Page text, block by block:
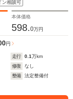
リアゲー
ン相談可
本体価格
598.0万円
円
走行 0.1万km
修復
なし
整備
法定整備付